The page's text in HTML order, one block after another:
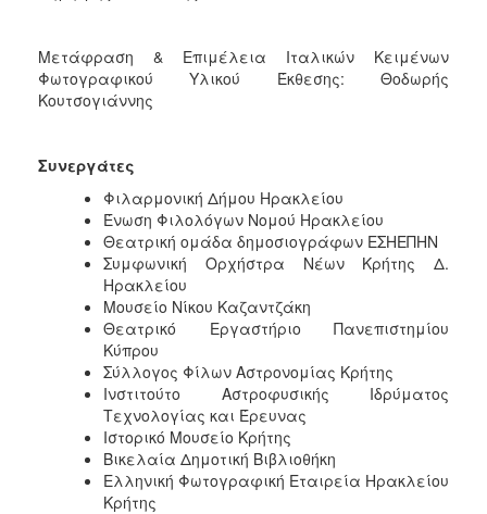
Μετάφραση & Επιμέλεια Ιταλικών Κειμένων
Φωτογραφικού Υλικού Έκθεσης: Θοδωρής
Κουτσογιάννης
Συνεργάτες
Φιλαρμονική Δήμου Ηρακλείου
Ένωση Φιλολόγων Νομού Ηρακλείου
Θεατρική ομάδα δημοσιογράφων ΕΣΗΕΠΗΝ
Συμφωνική Ορχήστρα Νέων Κρήτης Δ.
Ηρακλείου
Μουσείο Νίκου Καζαντζάκη
Θεατρικό Εργαστήριο Πανεπιστημίου
Κύπρου
Σύλλογος Φίλων Αστρονομίας Κρήτης
Ινστιτούτο Αστροφυσικής Ιδρύματος
Τεχνολογίας και Έρευνας
Ιστορικό Μουσείο Κρήτης
Βικελαία Δημοτική Βιβλιοθήκη
Ελληνική Φωτογραφική Εταιρεία Ηρακλείου
Κρήτης